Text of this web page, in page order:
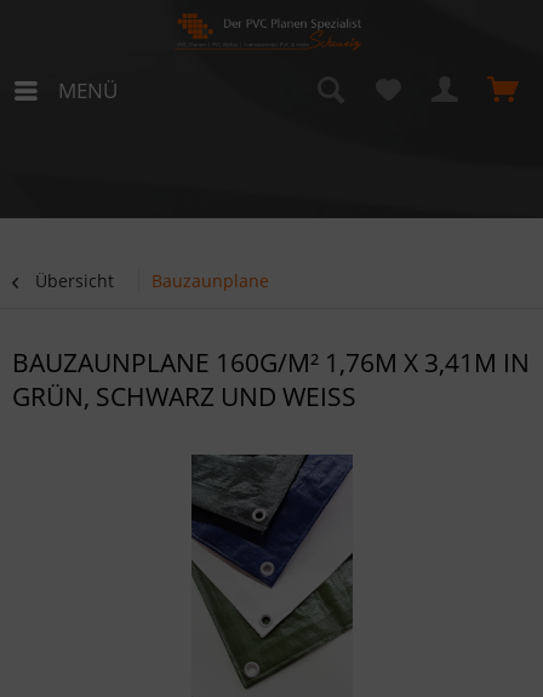
MENÜ
Übersicht Bauzaunplane
BAUZAUNPLANE 160G/M² 1,76M X 3,41M IN
GRÜN, SCHWARZ UND WEISS